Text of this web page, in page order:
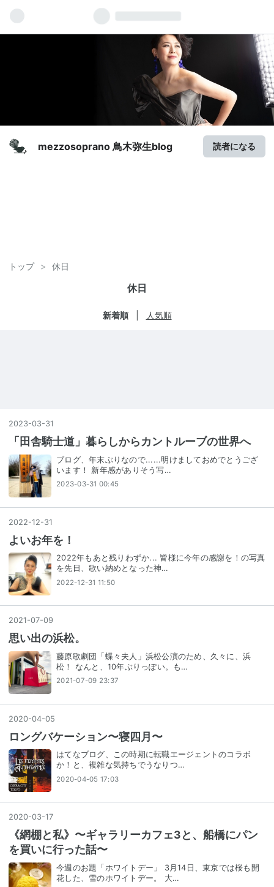
mezzosoprano 鳥木弥生blog 読者になる
トップ > 休日
休日
新着順 人気順
2023-03-31
「田舎騎士道」暮らしからカントルーブの世界へ
ブログ、年末ぶりなので......明けましておめでとうござ
います！ 新年感がありそう写…
2023-03-31 00:45
2022-12-31
よいお年を！
2022年もあと残りわずか... 皆様に今年の感謝を！の写真
を先日、歌い納めとなった神…
2022-12-31 11:50
2021 -07-09
思い出の浜松。
藤原歌劇団「蝶々夫人」浜松公演のため、久々に、浜
松！ なんと、10年ぶりっぽい。も…
2021-07-09 23:37
2020-04-05
ロングバケーション〜寝四月〜
はてなブログ、この時期に転職エージェントのコラボ
か！と、複雑な気持ちでうなりつ…
2020-04-05 17:03
2020-03-17
《網棚と私》〜ギャラリーカフェ3と、船橋にパン
を買いに行った話〜
今週のお題「ホワイトデー」 3月14日、東京では桜も開
花した、雪のホワイトデー。 大…